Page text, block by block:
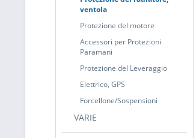
ventola
Protezione del motore
Accessori per Protezioni
Paramani
Protezione del Leveraggio
Elettrico, GPS
Forcellone/Sospensioni
VARIE